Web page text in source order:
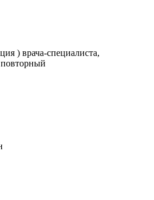
) врача-специалиста,